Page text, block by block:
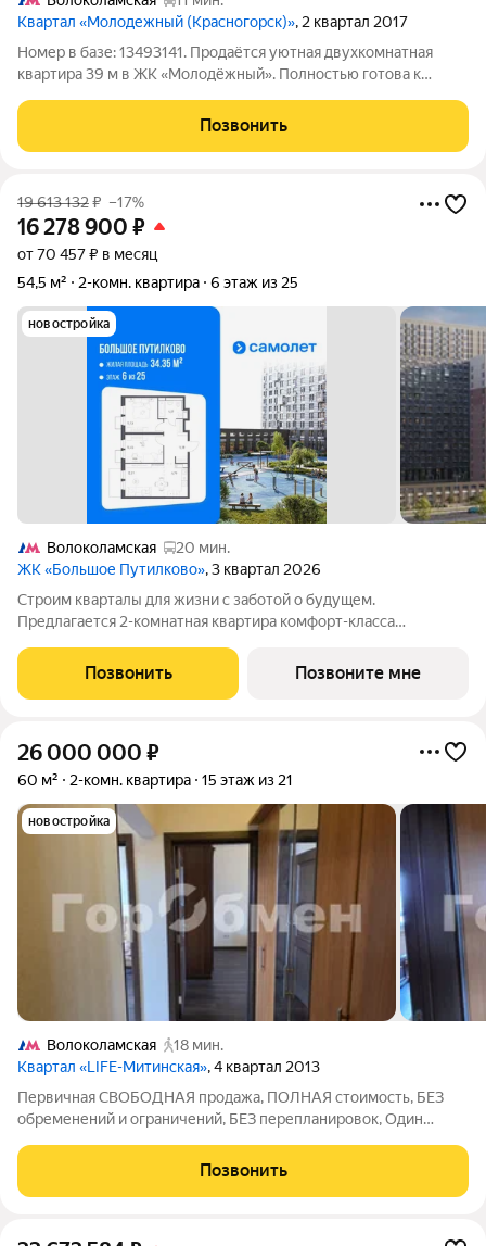
Квартал «Молодежный (Красногорск)», 2 квартал 2017
Номер в базе: 13493141. Продаётся уютная двухкомнатная
квартира 39 м в ЖК «Молодёжный». Полностью готова к
инженерная разводка, мебель и вся необходимая техника уже
Позвонить
19 613 132₽ –17%
16 278 900 ₽
от 70 457 ₽ в месяц
54,5 м²
2-комн. квартира 6 этаж из 25
новостройка
Волоколамская
20 мин.
ЖК «Большое Путилково», 3 квартал 2026
Cтроим квaрталы для жизни с заботой о будущем.
Пpедлaгается 2-комнaтнaя квартирa кoмфopт-клaсса
м этаже, в жилом комплекcе «Большое Путилковo».Eсли
хoтите заeхaть, сpaзу pаccтавить мебель и
Позвонить Позвоните мне
26 000 000 ₽
60 м² 2-комн. квартира 15 этаж из 21
новостройка
Волоколамская
18 мин.
Квартал «LIFE-Митинская», 4 квартал 2013
Первичная СВОБОДНАЯ продажа, ПОЛНАЯ стоимость, БЕЗ
обременений и ограничений, БЕЗ перепланировок, Один
востребованная аренда! Адрес: ЗАО, р-н Митино, ул.
ПЯТНИЦКОЕ ШОССЕ, д.21, ЖК Лайф-Митинская
Позвонить